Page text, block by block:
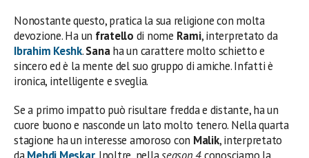
Nonostante questo, pratica la sua religione con molta
devozione. Ha un fratello di nome Rami, interpretato da
Ibrahim Keshk.Sanaha un carattere molto schietto e
sincero ed è la mente del suo gruppo di amiche. Infatti è
ironica, intelligente e sveglia.
Se a primo impatto può risultare fredda e distante, ha un
cuore buono e nasconde un lato molto tenero. Nella quarta
stagione ha un interesse amoroso con Malik, interpretato